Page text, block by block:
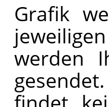
Grafik
werden